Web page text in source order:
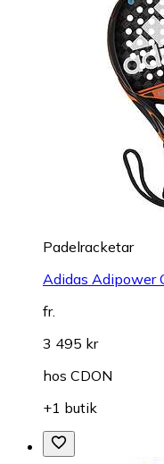
Padelracketar
Adidas Adipower
fr.
3 495 kr
hos CDON
+1 butik